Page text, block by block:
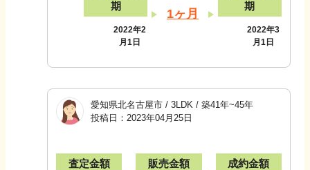
期
2022年2
月1日
1ヶ月
期
2022年3
月1日
愛知県北名古屋市 / 3LDK / 築41年~45年
投稿日： 2023年04月25日
査定金額 販売金額 成約金額